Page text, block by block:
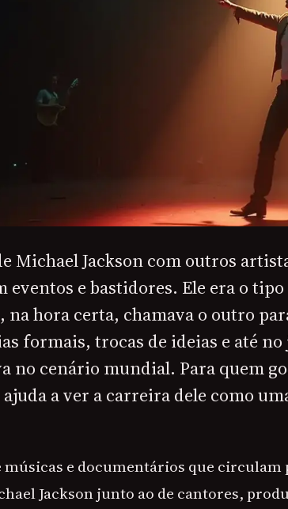
Michael Jackson com outros
eventos e bastidores. Ele era o
na hora certa, chamava o outro
formais, trocas de ideias e até no
no cenário mundial. Para quem
ajuda a ver a carreira dele como
músicas e documentários que
Jackson junto ao de cantores,